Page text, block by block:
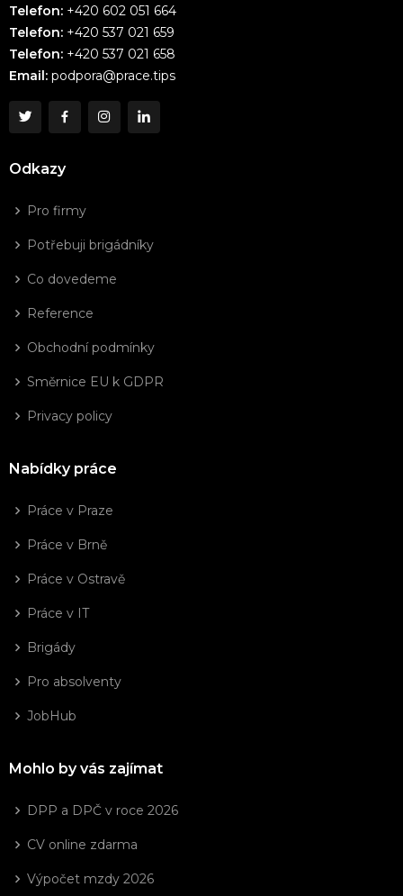
Telefon: +420 602 051 664
Telefon: +420 537 021 659
Telefon: +420 537 021 658
Email: podpora@prace.tips
Odkazy
Pro firmy
Potřebuji brigádníky
Co dovedeme
Reference
Obchodní podmínky
Směrnice EU k GDPR
Privacy policy
Nabídky práce
Práce v Praze
Práce v Brně
Práce v Ostravě
Práce v IT
Brigády
Pro absolventy
JobHub
Mohlo by vás zajímat
DPP a DPČ v roce 2026
CV online zdarma
Výpočet mzdy 2026